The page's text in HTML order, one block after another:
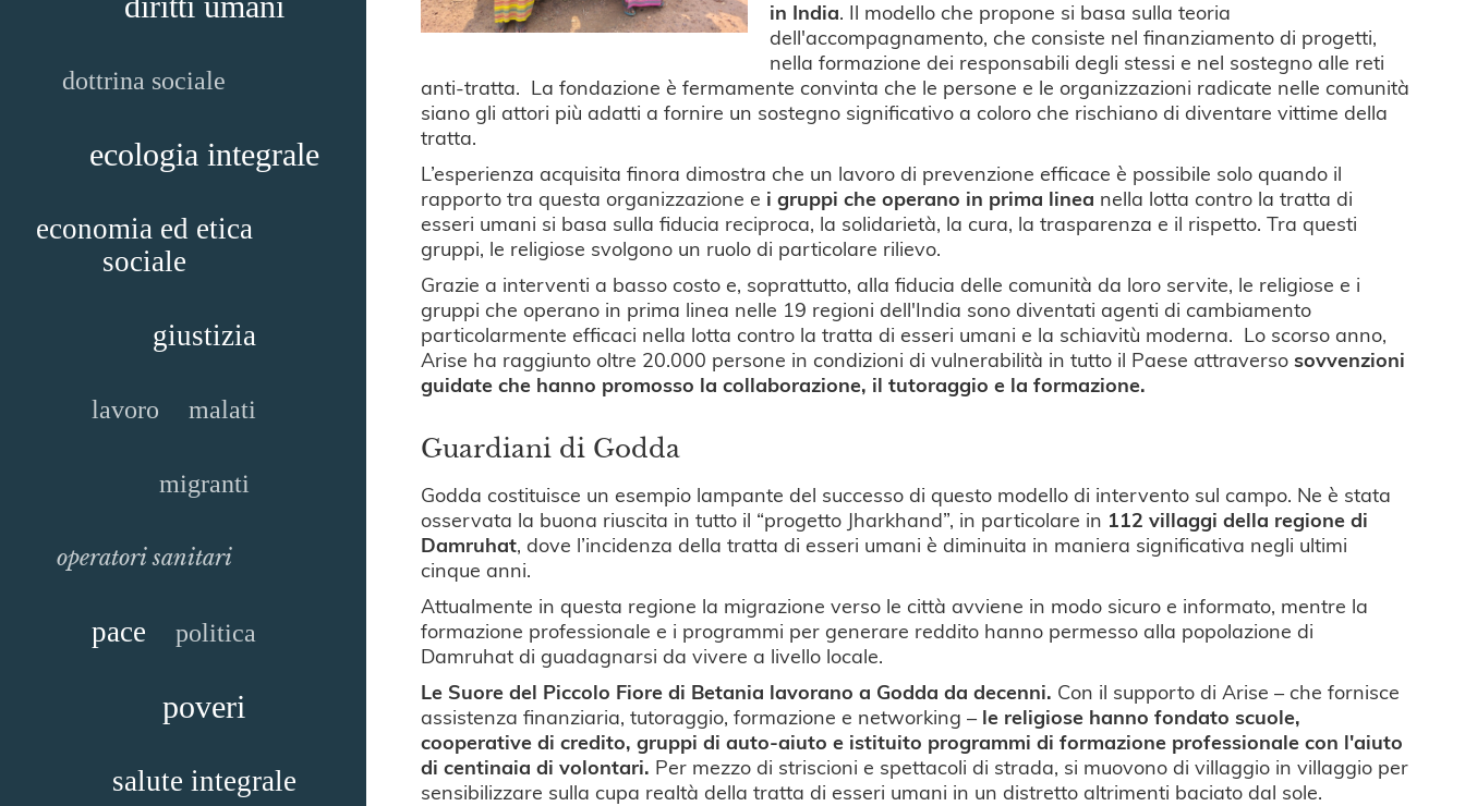
dottrina sociale
ecologia integrale
economia ed etica
sociale
giustizia
lavoro malati
migranti
operatori sanitari
pace politica
poveri
salute integrale
in India. Il modello che propone si basa sulla teoria
dell'accompagnamento, che consiste nel finanziamento di progetti,
nella formazione dei responsabili degli stessi e nel sostegno alle reti
anti-tratta. La fondazione è fermamente convinta che le persone e le organizzazioni radicate nelle comunità
siano gli attori più adatti a fornire un sostegno significativo a coloro che rischiano di diventare vittime della
tratta.
L’esperienza acquisita finora dimostra che un lavoro di prevenzione efficace è possibile solo quando il
rapporto tra questa organizzazione e i gruppi che operano in prima linea nella lotta contro la tratta di
esseri umani si basa sulla fiducia reciproca, la solidarietà, la cura, la trasparenza e il rispetto. Tra questi
gruppi, le religiose svolgono un ruolo di particolare rilievo.
Grazie a interventi a basso costo e, soprattutto, alla fiducia delle comunità da loro servite, le religiose e i
gruppi che operano in prima linea nelle 19 regioni dell'India sono diventati agenti di cambiamento
particolarmente efficaci nella lotta contro la tratta di esseri umani e la schiavitù moderna. Lo scorso anno,
Arise ha raggiunto oltre 20.000 persone in condizioni di vulnerabilità in tutto il Paese attraversosovvenzioni
guidate che hanno promosso la collaborazione, il tutoraggio e la formazione.
Guardiani di Godda
Godda costituisce un esempio lampante del successo di questo modello di intervento sul campo. Ne è stata
osservata la buona riuscita in tutto il “progetto Jharkhand”, in particolare in 112 villaggi della regione di
Damruhat, dove l’incidenza della tratta di esseri umani è diminuita in maniera significativa negli ultimi
cinque anni.
Attualmente in questa regione la migrazione verso le città avviene in modo sicuro e informato, mentre la
formazione professionale e i programmi per generare reddito hanno permesso alla popolazione di
Damruhat di guadagnarsi da vivere a livello locale.
Le Suore del Piccolo Fiore di Betania lavorano a Godda da decenni. Con il supporto di Arise – che fornisce
assistenza finanziaria, tutoraggio, formazione e networking – le religiose hanno fondato scuole,
cooperative di credito, gruppi di auto-aiuto e istituito programmi di formazione professionale con l'aiuto
di centinaia di volontari. Per mezzo di striscioni e spettacoli di strada, si muovono di villaggio in villaggio per
sensibilizzare sulla cupa realtà della tratta di esseri umani in un distretto altrimenti baciato dal sole.